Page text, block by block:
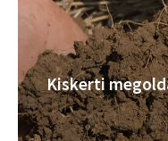
Kiskerti